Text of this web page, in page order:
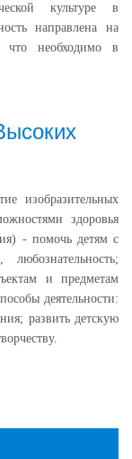
культуре в
направлена на
необходимо в
изобразительных
здоровья
- помочь детям с
и предметам
деятельности:
развить детскую